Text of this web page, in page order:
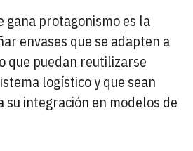
gana protagonismo es la
envases que se adapten a
que puedan reutilizarse
logístico y que sean
integración en modelos de